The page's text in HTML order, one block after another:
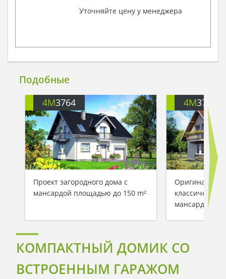
Уточняйте цену у менеджера
Подобные
4M3764
Проект загородного дома с
мансардой площадью до 150 m²
4M3764X
классическом
мансардой
КОМПАКТНЫЙ ДОМИК СО
ВСТРОЕННЫМ ГАРАЖОМ